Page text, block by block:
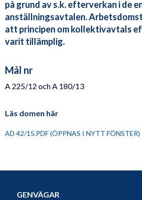
på grund av s.k. efterverkan i de
anställningsavtalen.
att principen om kollektivavtals
varit tillämplig.
Mål nr
A 225/12 och A 180/13
Läs domen här
AD 42/15.PDF (ÖPPNAS I NYTT FÖNSTER)
GENVÄGAR